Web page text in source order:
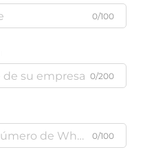
0/100
0/200
0/100